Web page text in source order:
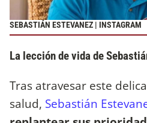
SEBASTIÁN ESTEVANEZ | INSTAGRAM
La lección de vida de
Tras atravesar este
salud, Sebastián